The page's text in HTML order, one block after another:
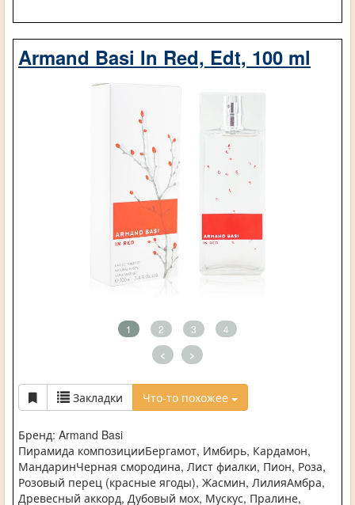
Armand Basi In Red, Edt, 100 ml
1 2 3 4
< >
Закладки Что-то похожее
Бренд: Armand Basi
Пирамида композицииБергамот, Имбирь, Кардамон,
МандаринЧерная смородина, Лист фиалки, Пион, Роза,
Розовый перец (красные ягоды), Жасмин, ЛилияАмбра,
Древесный аккорд, Дубовый мох, Мускус, Пралине,